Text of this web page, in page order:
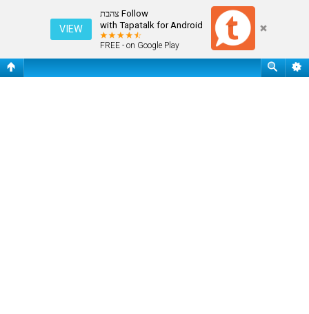
Follow צהבת
with Tapatalk for Android
FREE - on Google Play
VIEW
חיפוש